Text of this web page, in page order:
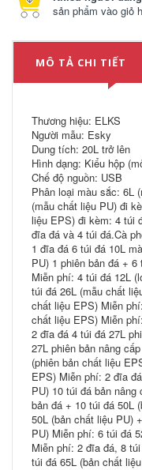
sản phẩm vào giỏ
MÔ TẢ CHI TIẾT
Thương hiệu: ELKS
Người mẫu: Esky
Dung tích: 20L trở lên
Hình dạng: Kiểu hộp
Chế độ nguồn: USB
Phân loại màu sắc: 6L
(mẫu chất liệu PU) đi
liệu EPS) đi kèm: 4 túi
đĩa đá và 4 túi đá.Cà
1 đĩa đá 6 túi đá 10L
PU) 1 phiên bản đá +
Miễn phí: 4 túi đá 12L
túi đá 26L (mẫu chất
chất liệu EPS) Miễn
chất liệu EPS) Miễn
2 đĩa đá 4 túi đá 27L
27L phiên bản nâng
(phiên bản chất liệu
EPS) Miễn phí: 2 đĩa
PU) 10 túi đá bản
bản đá + 10 túi đá 50L
50L (bản chất liệu PU)
PU) Miễn phí: 6 túi đá
Miễn phí: 2 đĩa đá, 8
túi đá 65L (bản chất